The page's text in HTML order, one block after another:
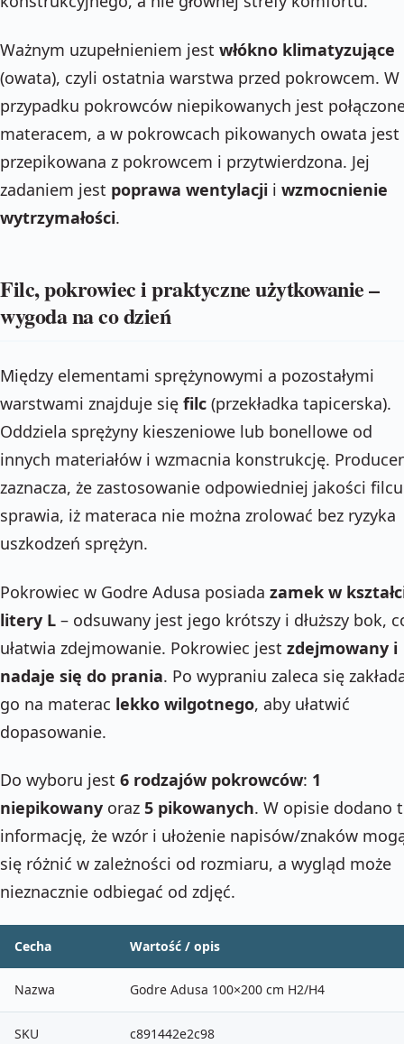
Ważnym uzupełnieniem jest włókno klimatyzujące
(owata), czyli ostatnia warstwa przed pokrowcem. W
przypadku pokrowców niepikowanych jest
materacem, a w pokrowcach pikowanych owata jest
przepikowana z pokrowcem i przytwierdzona. Jej
zadaniem jest poprawa wentylacji i wzmocnienie
wytrzymałości.
Filc, pokrowiec i praktyczne użytkowanie –
wygoda na co dzień
Między elementami sprężynowymi a pozostałymi
warstwami znajduje się filc (przekładka tapicerska).
Oddziela sprężyny kieszeniowe lub bonellowe od
innych materiałów i wzmacnia konstrukcję.
zaznacza, że zastosowanie odpowiedniej jakości filcu
sprawia, iż materaca nie można zrolować bez ryzyka
uszkodzeń sprężyn.
Pokrowiec w Godre Adusa posiada zamek w
litery L – odsuwany jest jego krótszy i dłuższy bok,
ułatwia zdejmowanie. Pokrowiec jest zdejmowany i
nadaje się do prania. Po wypraniu zaleca się
go na materac lekko wilgotnego, aby ułatwić
dopasowanie.
Do wyboru jest 6 rodzajów pokrowców: 1
niepikowany oraz 5 pikowanych. W opisie dodano
informację, że wzór i ułożenie napisów/znaków
się różnić w zależności od rozmiaru, a wygląd może
nieznacznie odbiegać od zdjęć.
Cecha Wartość / opis
Nazwa Godre Adusa 100×200 cm H2/H4
SKU c891442e2c98